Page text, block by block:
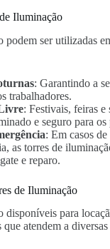
Iluminação
podem ser utilizadas
: Garantindo a
trabalhadores.
: Festivais, feiras
e seguro para os
: Em casos de
as torres de
e reparo.
de Iluminação
disponíveis para
atendem a diversas